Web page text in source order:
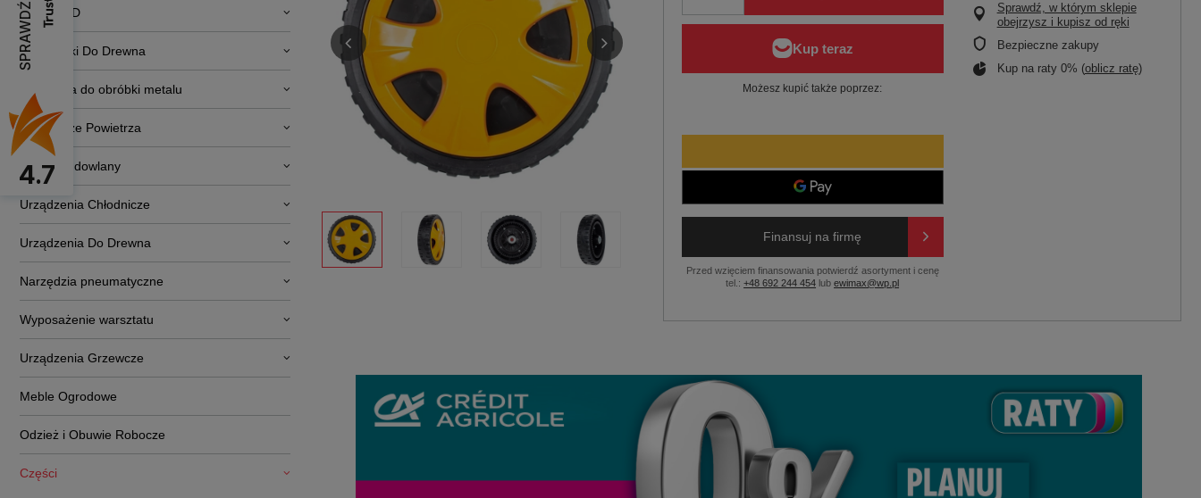
RTV i AGD
Obrabiarki Do Drewna
Narzędzia do obróbki metalu
Osuszacze Powietrza
Sprzęt budowlany
Urządzenia Chłodnicze
Urządzenia Do Drewna
Narzędzia pneumatyczne
Wyposażenie warsztatu
Urządzenia Grzewcze
Meble Ogrodowe
Odzież i Obuwie Robocze
Części
Możesz kupić także poprzez:
Finansuj na firmę
Przed wzięciem finansowania potwierdź asortyment i cenę
tel.:+48 692 244 454 lubewimax@wp.pl
Sprawdź, w którym sklepie
obejrzysz i kupisz od ręki
Bezpieczne zakupy
Kup na raty 0% (oblicz ratę)
4.7